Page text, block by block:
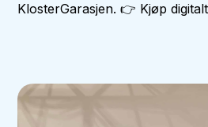
KlosterGarasjen. 👉 Kjøp